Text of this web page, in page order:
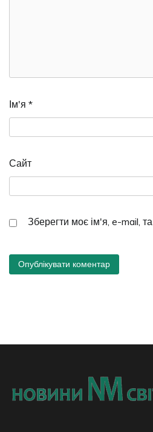
Ім'я *
Сайт
Зберегти моє ім'я, e-mail,